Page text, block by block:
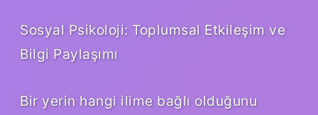
Sosyal Psikoloji: Toplumsal Etkileşim ve
Bilgi Paylaşımı
Bir yerin hangi ilime bağlı olduğunu